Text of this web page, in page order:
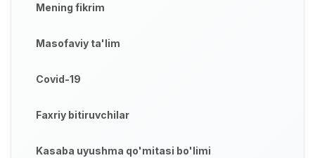
Mening fikrim
Masofaviy ta'lim
Covid-19
Faxriy bitiruvchilar
Kasaba uyushma qo'mitasi bo'limi